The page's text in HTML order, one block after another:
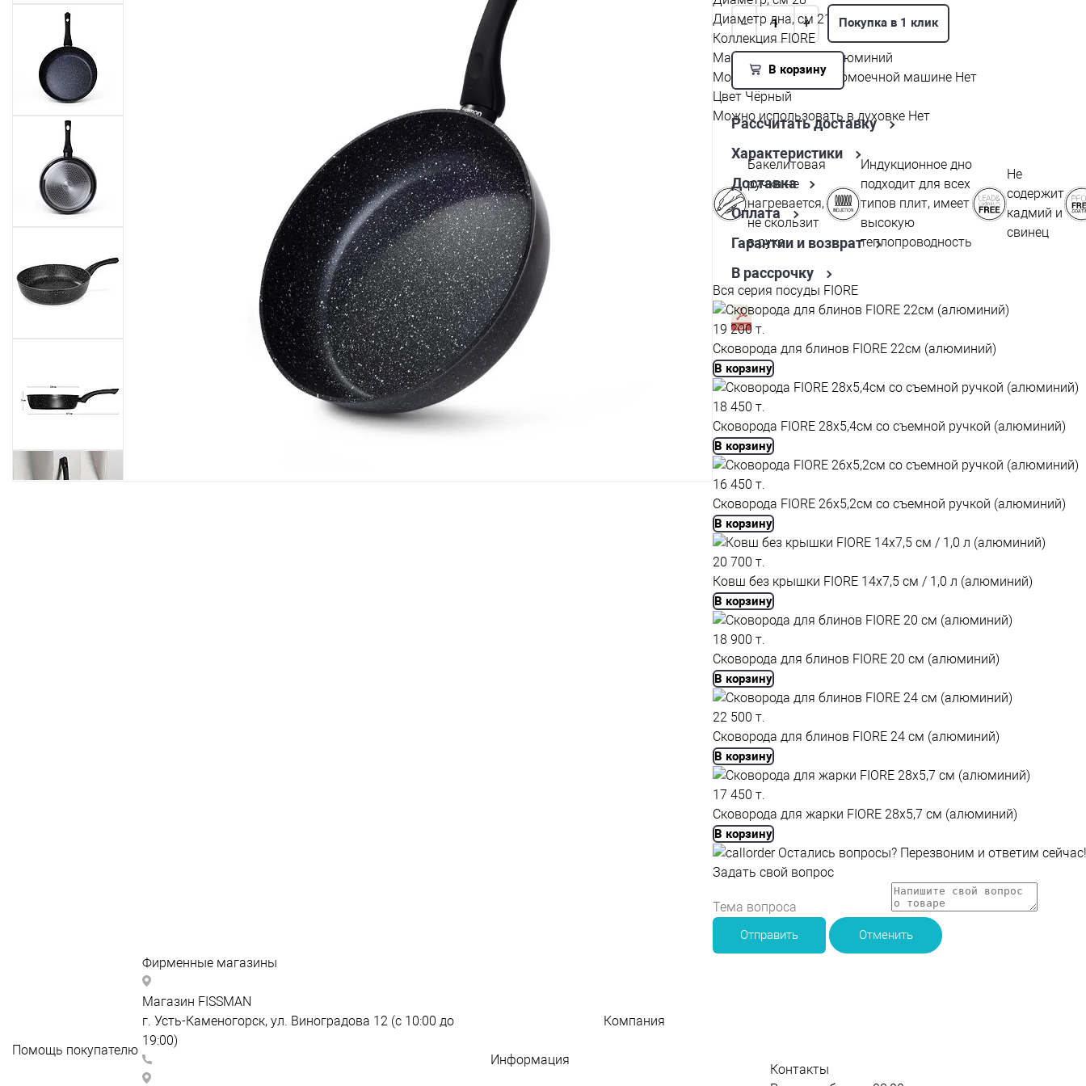
– + Покупка в 1 клик
В корзину
Рассчитать доставку
Характеристики
Доставка
Оплата
Гарантии и возврат
В рассрочку
Диаметр дна, см 21.5
Коллекция FIORE
Материал изделия Алюминий
Можно мыть в посудомоечной машине Нет
Цвет Чёрный
Можно использовать в духовке Нет
Бакелитовая
ручка не
нагревается,
не скользит
в руке
Индукционное дно
подходит для всех
типов плит, имеет
высокую
теплопроводность
Не
содержит
кадмий и
свинец
Вся серия посуды FIORE
19 200 т.
Сковорода для блинов FIORE 22см (алюминий)
В корзину
18 450 т.
Сковорода FIORE 28x5,4см со съемной ручкой (алюминий)
В корзину
16 450 т.
Сковорода FIORE 26x5,2см со съемной ручкой (алюминий)
В корзину
20 700 т.
Ковш без крышки FIORE 14x7,5 см / 1,0 л (алюминий)
В корзину
18 900 т.
Сковорода для блинов FIORE 20 см (алюминий)
В корзину
22 500 т.
Сковорода для блинов FIORE 24 см (алюминий)
В корзину
17 450 т.
Сковорода для жарки FIORE 28x5,7 см (алюминий)
В корзину
Остались вопросы? Перезвоним и ответим
Задать свой вопрос
Отправить Отменить
Помощь покупателю
Фирменные магазины
Магазин FISSMAN
г. Усть-Каменогорск, ул. Виноградова 12 (с 10:00 до
19:00)
Информация
Компания
Контакты